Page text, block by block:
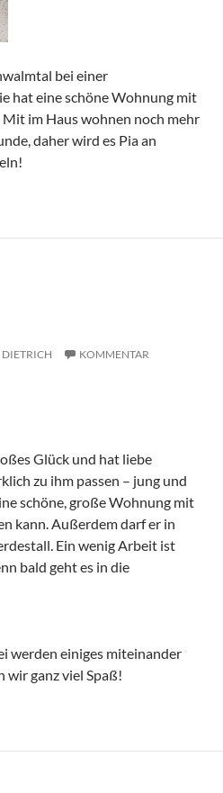
bei einer
hat eine schöne Wohnung mit
im Haus wohnen noch mehr
daher wird es Pia an
DIETRICH
KOMMENTAR
Glück und hat liebe
zu ihm passen – jung und
schöne, große Wohnung mit
kann. Außerdem darf er in
Ein wenig Arbeit ist
bald geht es in die
werden einiges miteinander
wir ganz viel Spaß!